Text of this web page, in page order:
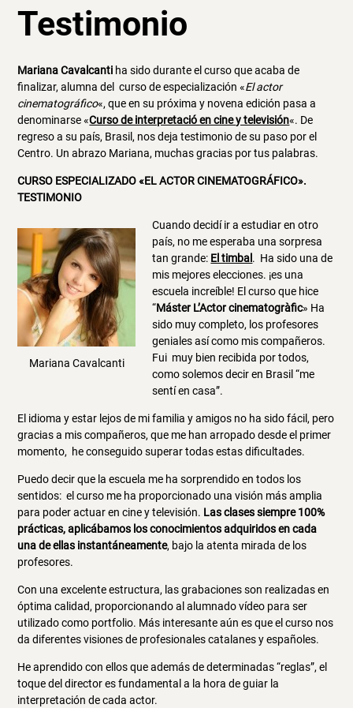
Testimonio
Mariana Cavalcanti ha sido durante el curso que acaba de
finalizar, alumna del curso de especialización «El actor
cinematográfico«, que en su próxima y novena edición pasa a
denominarse «Curso de interpretació en cine y televisión«. De
regreso a su país, Brasil, nos deja testimonio de su paso por el
Centro. Un abrazo Mariana, muchas gracias por tus palabras.
CURSO ESPECIALIZADO «EL ACTOR CINEMATOGRÁFICO».
TESTIMONIO
Mariana Cavalcanti
Cuando decidí ir a estudiar en otro
país, no me esperaba una sorpresa
tan grande: El timbal . Ha sido una de
mis mejores elecciones. ¡es una
escuela increíble! El curso que hice
“Máster L’Actor cinematogràfic» Ha
sido muy completo, los profesores
geniales así como mis compañeros.
Fui muy bien recibida por todos,
como solemos decir en Brasil “me
sentí en casa”.
El idioma y estar lejos de mi familia y amigos no ha sido fácil, pero
gracias a mis compañeros, que me han arropado desde el primer
momento, he conseguido superar todas estas dificultades.
Puedo decir que la escuela me ha sorprendido en todos los
sentidos: el curso me ha proporcionado una visión más amplia
para poder actuar en cine y televisión. Las clases siempre 100%
prácticas, aplicábamos los conocimientos adquiridos en cada
una de ellas instantáneamente, bajo la atenta mirada de los
profesores.
Con una excelente estructura, las grabaciones son realizadas en
óptima calidad, proporcionando al alumnado vídeo para ser
utilizado como portfolio. Más interesante aún es que el curso nos
da diferentes visiones de profesionales catalanes y españoles.
He aprendido con ellos que además de determinadas “reglas”, el
toque del director es fundamental a la hora de guiar la
interpretación de cada actor.